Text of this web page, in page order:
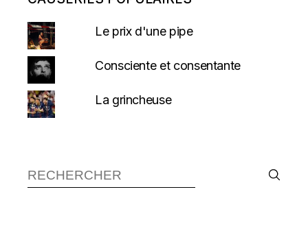
Le prix d'une pipe
Consciente et consentante
La grincheuse